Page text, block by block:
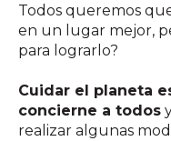
Todos queremos
en un lugar mejor,
para lograrlo?
Cuidar el planeta
concierne a todos
realizar algunas